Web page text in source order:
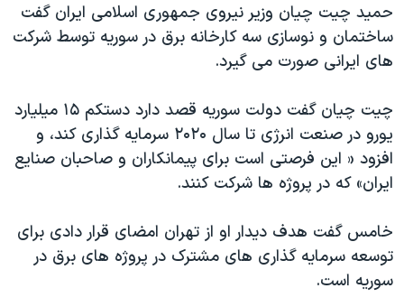
سفر پرزیدنت ترامپ به چین
حمید چیت چیان وزیر نیروی جمهوری اسلامی ایران گفت
ساختمان و نوسازی سه کارخانه برق در سوریه توسط شرکت
های ایرانی صورت می گیرد.
چیت چیان گفت دولت سوریه قصد دارد دستکم ۱۵ میلیارد
یورو در صنعت انرژی تا سال ۲۰۲۰ سرمایه گذاری کند، و
افزود « این فرصتی است برای پیمانکاران و صاحبان صنایع
ایران» که در پروژه ها شرکت کنند.
خامس گفت هدف دیدار او از تهران امضای قرار دادی برای
توسعه سرمایه گذاری های مشترک در پروژه های برق در
سوریه است.